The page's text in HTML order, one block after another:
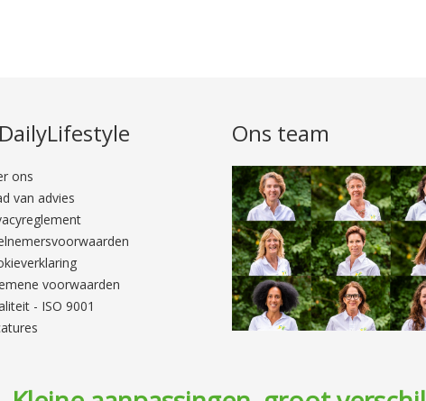
ons
van advies
voorwaarden
- ISO 9001
Ons team